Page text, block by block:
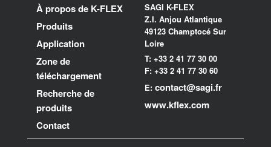
À propos de K-FLEX
Produits
Application
Zone de
téléchargement
Recherche de
produits
Contact
SAGI K-FLEX
Z.I. Anjou Atlantique
49123 Champtocé Sur
Loire
T: +33 2 41 77 30 00
F: +33 2 41 77 30 60
E: contact@sagi.fr
www.kflex.com